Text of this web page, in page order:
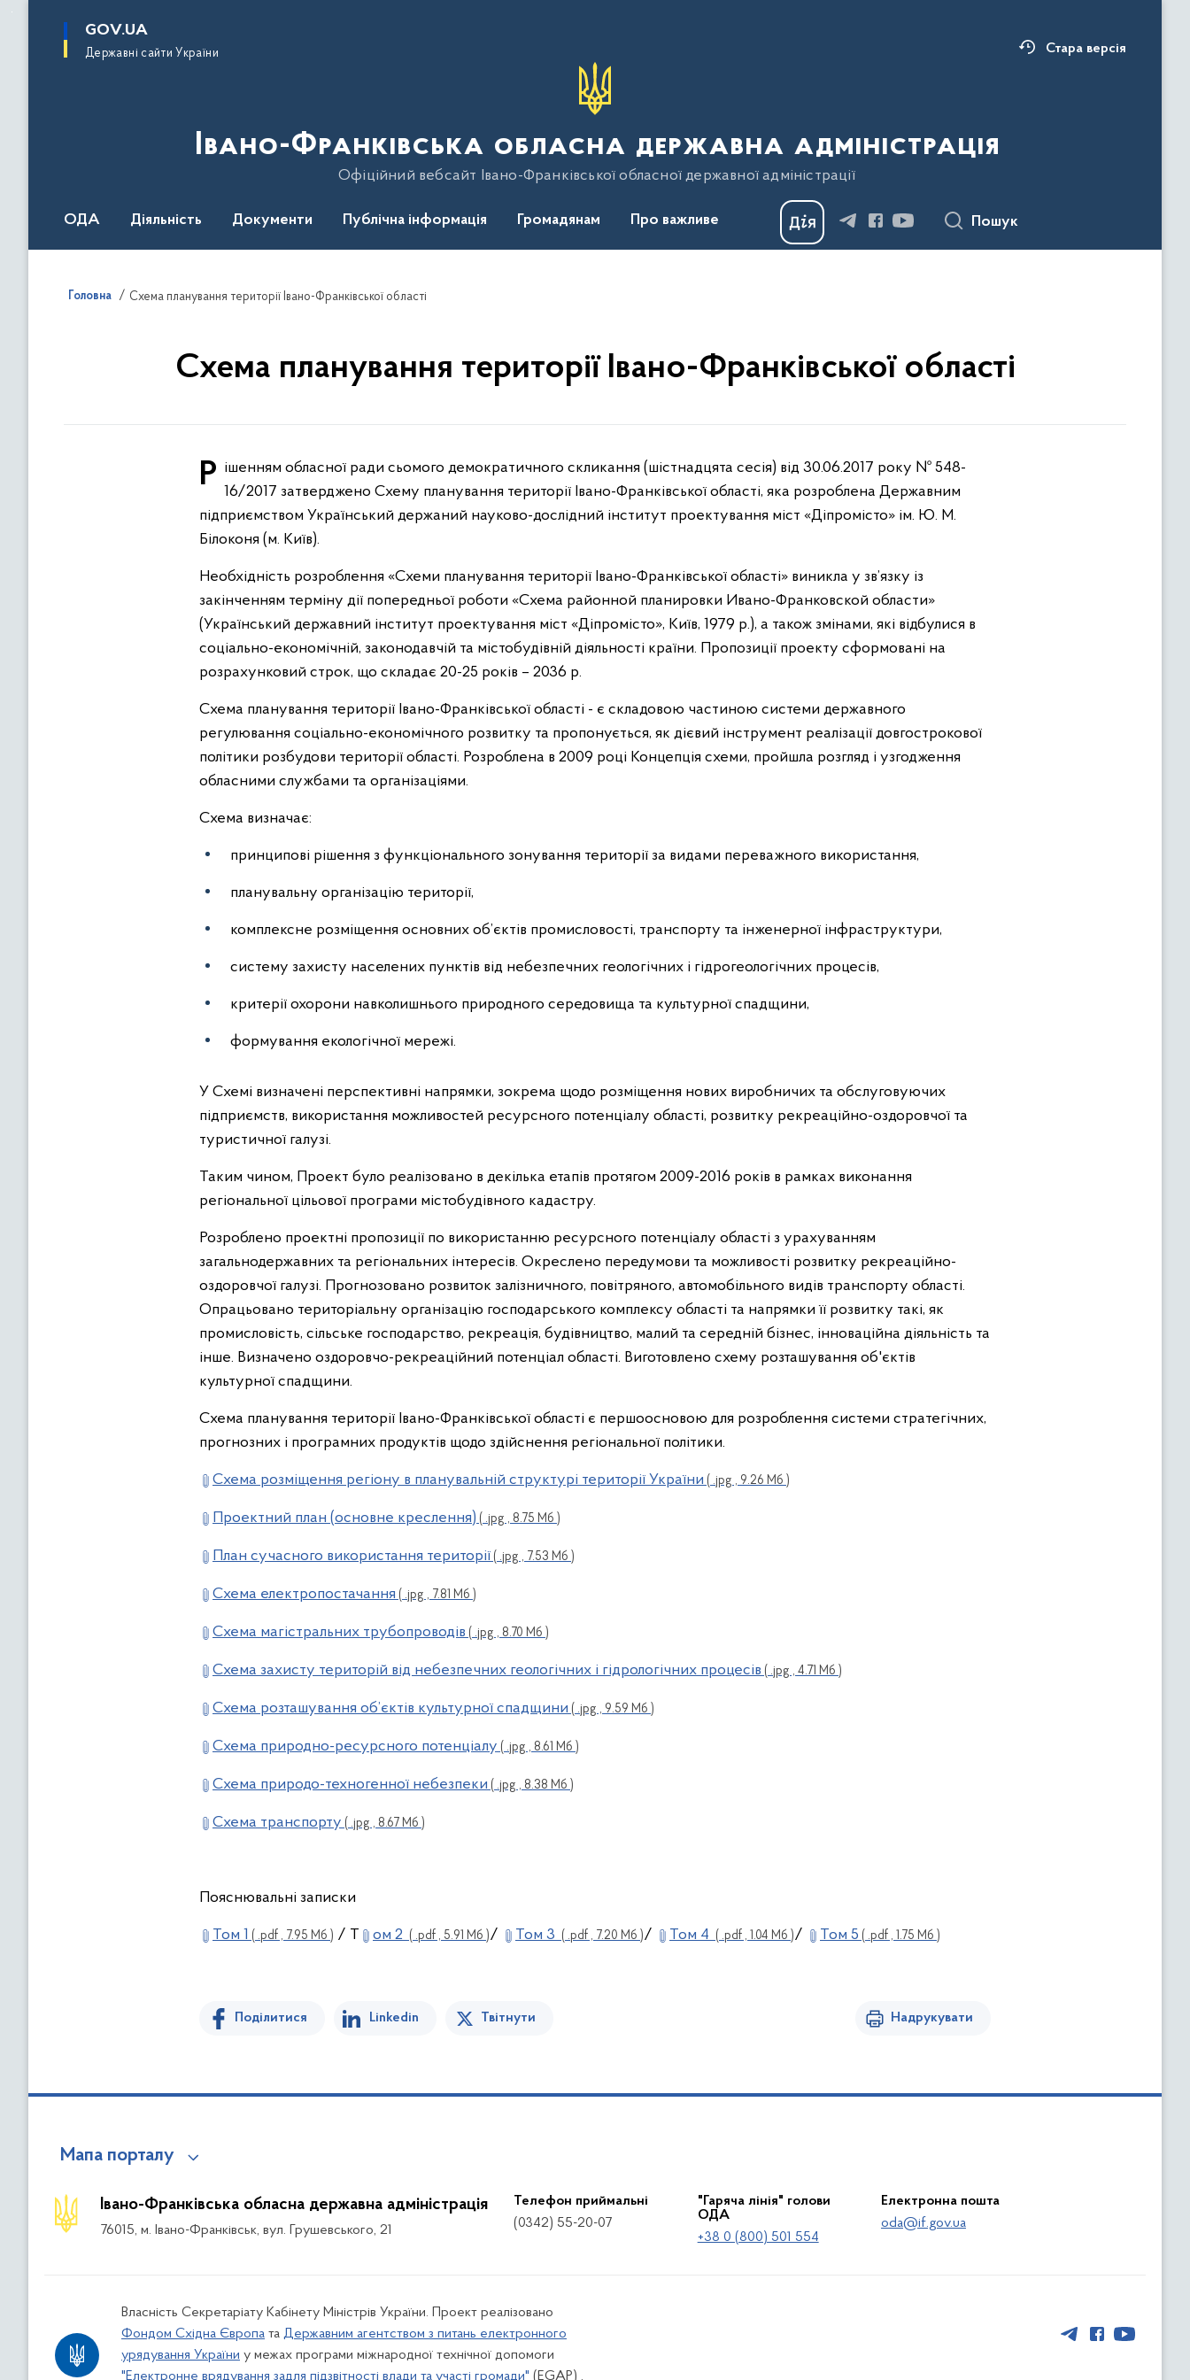
основного
GOV.UA
Державні сайти України Стара версія
Івано-Франківська обласна державна адміністрація
Офіційний вебсайт Івано-Франківської обласної державної адміністрації
ОДА Діяльність Документи Публічна інформація Громадянам Про важливе Пошук
Головна Схема планування території Івано-Франківської області
Схема планування території Івано-Франківської області
Рішенням обласної ради сьомого демократичного скликання (шістнадцята сесія) від 30.06.2017 року № 548- 16/2017 затверджено Схему планування території Івано-Франківської області, яка розроблена Державним
підприємством Український держаний науково-дослідний інститут проектування міст «Діпромісто» ім. Ю. М.
Білоконя (м. Київ).
Необхідність розроблення «Схеми планування території Івано-Франківської області» виникла у зв’язку із
закінченням терміну дії попередньої роботи «Схема районной планировки Ивано-Франковской области»
(Український державний інститут проектування міст «Діпромісто», Київ, 1979 р.), а також змінами, які відбулися в
соціально-економічній, законодавчій та містобудівній діяльності країни. Пропозиції проекту сформовані на
розрахунковий строк, що складає 20-25 років – 2036 р.
Схема планування території Івано-Франківської області - є складовою частиною системи державного
регулювання соціально-економічного розвитку та пропонується, як дієвий інструмент реалізації довгострокової
політики розбудови території області. Розроблена в 2009 році Концепція схеми, пройшла розгляд і узгодження
обласними службами та організаціями.
Схема визначає:
принципові рішення з функціонального зонування території за видами переважного використання,
планувальну організацію території,
комплексне розміщення основних об’єктів промисловості, транспорту та інженерної інфраструктури,
систему захисту населених пунктів від небезпечних геологічних і гідрогеологічних процесів,
критерії охорони навколишнього природного середовища та культурної спадщини,
формування екологічної мережі.
У Схемі визначені перспективні напрямки, зокрема щодо розміщення нових виробничих та обслуговуючих
підприємств, використання можливостей ресурсного потенціалу області, розвитку рекреаційно-оздоровчої та
туристичної галузі.
Таким чином, Проект було реалізовано в декілька етапів протягом 2009-2016 років в рамках виконання
регіональної цільової програми містобудівного кадастру.
Розроблено проектні пропозиції по використанню ресурсного потенціалу області з урахуванням
загальнодержавних та регіональних інтересів. Окреслено передумови та можливості розвитку рекреаційно-
оздоровчої галузі. Прогнозовано розвиток залізничного, повітряного, автомобільного видів транспорту області.
Опрацьовано територіальну організацію господарського комплексу області та напрямки її розвитку такі, як
промисловість, сільське господарство, рекреація, будівництво, малий та середній бізнес, інноваційна діяльність та
інше. Визначено оздоровчо-рекреаційний потенціал області. Виготовлено схему розташування об'єктів
культурної спадщини.
Схема планування території Івано-Франківської області є першоосновою для розроблення системи стратегічних,
прогнозних і програмних продуктів щодо здійснення регіональної політики.
Схема розміщення регіону в планувальній структурі території України ( .jpg , 9.26 Мб )
Проектний план (основне креслення) ( .jpg , 8.75 Мб )
План сучасного використання території ( .jpg , 7.53 Мб )
Схема електропостачання ( .jpg , 7.81 Мб )
Схема магістральних трубопроводів ( .jpg , 8.70 Мб )
Схема захисту територій від небезпечних геологічних і гідрологічних процесів ( .jpg , 4.71 Мб )
Схема розташування об’єктів культурної спадщини ( .jpg , 9.59 Мб )
Схема природно-ресурсного потенціалу ( .jpg , 8.61 Мб )
Схема природо-техногенної небезпеки ( .jpg , 8.38 Мб )
Схема транспорту ( .jpg , 8.67 Мб )
Пояснювальні записки
Том 1 ( .pdf , 7.95 Мб ) / Т ом 2 ( .pdf , 5.91 Мб )/ Том 3 ( .pdf , 7.20 Мб )/ Том 4 ( .pdf , 1.04 Мб )/ Том 5 ( .pdf , 1.75 Мб )
Поділитися Linkedin Твітнути Надрукувати
Мапа порталу
Івано-Франківська обласна державна адміністрація
76015, м. Івано-Франківськ, вул. Грушевського, 21
Телефон приймальні
(0342) 55-20-07
"Гаряча лінія" голови
ОДА
+38 0 (800) 501 554
Електронна пошта
oda@if.gov.ua
Власність Секретаріату Кабінету Міністрів України. Проект реалізовано
Фондом Східна Європа та Державним агентством з питань електронного
урядування України у межах програми міжнародної технічної допомоги
"Електронне врядування задля підзвітності влади та участі громади" (EGAP) ,